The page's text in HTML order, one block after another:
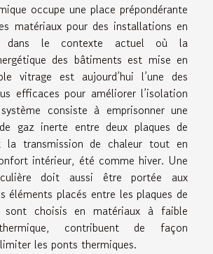
occupe une place prépondérante
matériaux pour des installations en
dans le contexte actuel où la
des bâtiments est mise en
vitrage est aujourd’hui l’une des
efficaces pour améliorer l’isolation
consiste à emprisonner une
gaz inerte entre deux plaques de
la transmission de chaleur tout en
intérieur, été comme hiver. Une
doit aussi être portée aux
éléments placés entre les plaques de
sont choisis en matériaux à faible
contribuent de façon
les ponts thermiques.